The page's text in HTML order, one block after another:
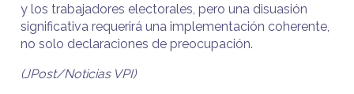
y los trabajadores electorales, pero una disuasión
significativa requerirá una implementación coherente,
no solo declaraciones de preocupación.
(JPost/Noticias VPI)